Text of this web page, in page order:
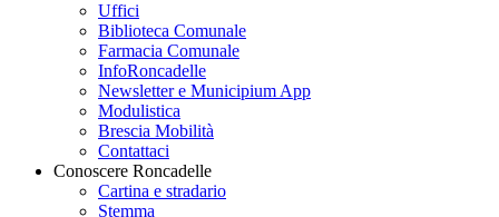
Uffici
Biblioteca Comunale
Farmacia Comunale
InfoRoncadelle
Newsletter e Municipium App
Modulistica
Brescia Mobilità
Contattaci
Conoscere Roncadelle
Cartina e stradario
Stemma